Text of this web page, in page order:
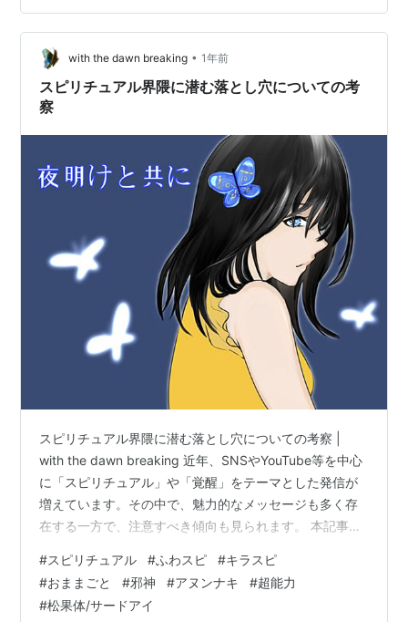
はなく、実際に地球外知的生命体による介入だったとし
たら…。 今回は、人類の起源に宇宙人が関与したという
説、そして人類の遺伝子改造説に焦点を当て、…
with the dawn breaking • 1年前
スピリチュアル界隈に潜む落とし穴についての考
察
スピリチュアル界隈に潜む落とし穴についての考察 |
with the dawn breaking 近年、SNSやYouTube等を中心
に「スピリチュアル」や「覚醒」をテーマとした発信が
増えています。その中で、魅力的なメッセージも多く存
在する一方で、注意すべき傾向も見られます。 本記事で
存在と会話している（例え）」といった主張に加え、
「アヌンナキ」や「松果体」にまつわる言説について
も、危惧すべき点を整理しました。
#スピリチュアル #ふわスピ #キラスピ
#おままごと #邪神 #アヌンナキ #超能力
#松果体/サードアイ